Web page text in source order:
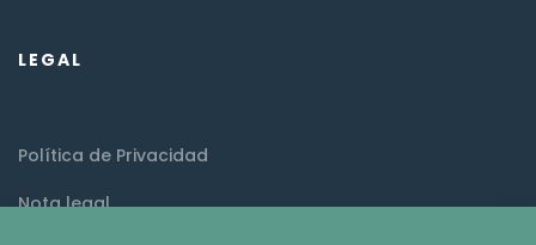
LEGAL
Política de Privacidad
Nota legal